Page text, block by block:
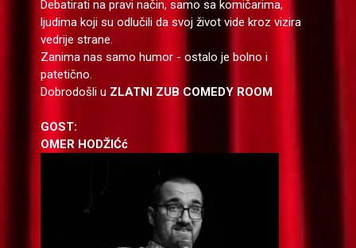
Debatirati na pravi način, samo sa komičarima,
ljudima koji su odlučili da svoj život vide kroz vizira
vedrije strane.
Zanima nas samo humor - ostalo je bolno i
patetično.
Dobrodošli u ZLATNI ZUB COMEDY ROOM
GOST:
ОМЕR HODŽIĆć